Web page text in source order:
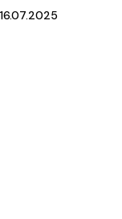
16.07.2025